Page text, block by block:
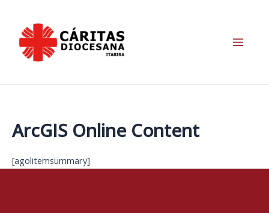
conteúdo
ArcGIS Online Content
[agolitemsummary]